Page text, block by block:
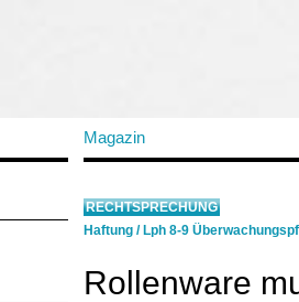
Magazin
RECHTSPRECHUNG
Haftung / Lph 8-9
Rollenware